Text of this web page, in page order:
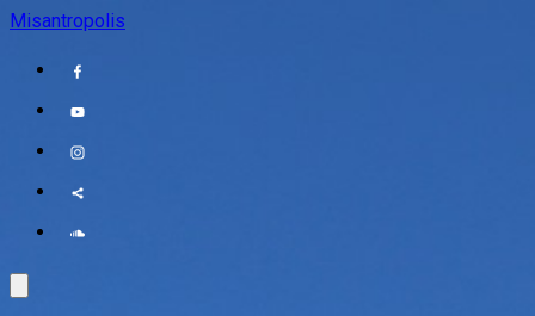
Misantropolis